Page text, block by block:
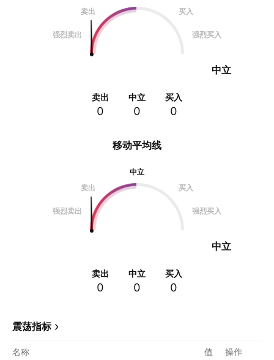
卖出
买入
强烈卖出 强烈买入
中立
卖出
0
中立
0
买入
0
移动平均线
中立
卖出
买入
强烈卖出 强烈买入
中立
卖出
0
中立
0
买入
0
震荡指标
名称 值 操作